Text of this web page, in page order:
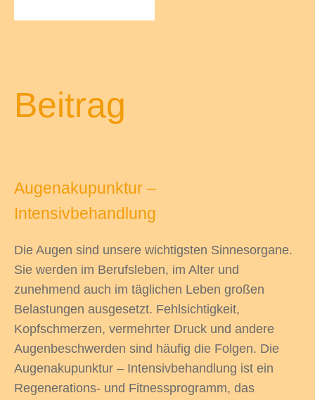
Beitrag
Augenakupunktur –
Intensivbehandlung
Die Augen sind unsere wichtigsten Sinnesorgane.
Sie werden im Berufsleben, im Alter und
zunehmend auch im täglichen Leben großen
Belastungen ausgesetzt. Fehlsichtigkeit,
Kopfschmerzen, vermehrter Druck und andere
Augenbeschwerden sind häufig die Folgen. Die
Augenakupunktur – Intensivbehandlung ist ein
Regenerations- und Fitnessprogramm, das